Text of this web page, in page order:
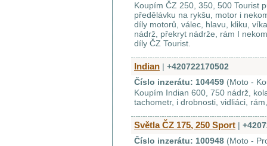
Koupím ČZ 250, 350, 500 Tourist
předělávku na rykšu, motor i
díly motorů, válec, hlavu, kliku,
nádrž, překryt nádrže, rám I
díly ČZ Tourist.
Indian | +420722170502
Číslo inzerátu: 104459 (Moto -
Koupím Indian 600, 750 nádrž,
tachometr, i drobnosti, vidliáci,
Světla ČZ 175, 250 Sport |
Číslo inzerátu: 100948 (Moto -